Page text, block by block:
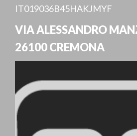
IT019036B45HAKJMYF
VIA ALESSANDRO
26100CREMONA